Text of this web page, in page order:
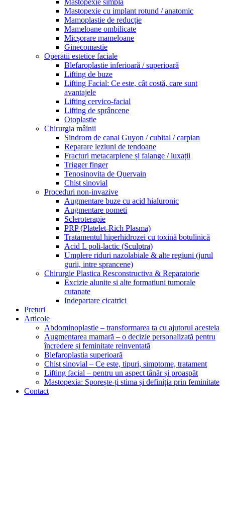
Mastopexie simplă
Mastopexie cu implant rotund / anatomic
Mamoplastie de reducție
Mameloane ombilicate
Micșorare mameloane
Ginecomastie
Operatii estetice faciale
Blefaroplastie inferioară / superioară
Lifting de buze
Lifting Facial: Ce este, cât costă, care sunt
avantajele
Lifting cervico-facial
Lifting de sprâncene
Otoplastie
Chirurgia mâinii
Sindrom de canal Guyon / cubital / carpian
Reparare leziuni de tendoane
Fracturi metacarpiene și falange / luxații
Trigger finger
Tenosinovita de Quervain
Chist sinovial
Proceduri non-invazive
Augmentare buze cu acid hialuronic
Augmentare pometi
Scleroterapie
PRP (Platelet-Rich Plasma)
Tratamentul hiperhidrozei cu toxină botulinică
Acid L poli-lactic (Sculptra)
Umplere riduri nazolabiale & alte regiuni (jurul
gurii, intre sprancene)
Chirurgie Plastica Resconstructiva & Reparatorie
Excizie alunite si alte formatiuni tumorale
cutanate
Indepartare cicatrici
Prețuri
Articole
Abdominoplastie – transformarea ta cu ajutorul acesteia
Augmentarea mamară – o decizie personalizată pentru
încredere și feminitate reinventată
Blefaroplastia superioară
Chist sinovial – Ce este, tipuri, simptome, tratament
Lifting facial – pentru un aspect tânăr și proaspăt
Mastopexia: Sporește-ți stima și definiția prin feminitate
Contact